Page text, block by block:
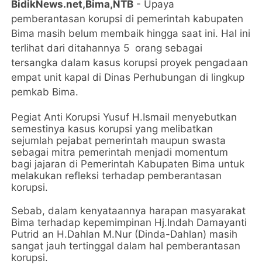
BidikNews.net,Bima,NTB - Upaya
pemberantasan korupsi di pemerintah kabupaten
Bima masih belum membaik hingga saat ini. Hal ini
terlihat dari ditahannya 5 orang sebagai
tersangka dalam kasus korupsi proyek pengadaan
empat unit kapal di Dinas Perhubungan di lingkup
pemkab Bima.
Pegiat Anti Korupsi Yusuf H.Ismail menyebutkan
semestinya kasus korupsi yang melibatkan
sejumlah pejabat pemerintah maupun swasta
sebagai mitra pemerintah menjadi momentum
bagi jajaran di Pemerintah Kabupaten Bima untuk
melakukan refleksi terhadap pemberantasan
korupsi.
Sebab, dalam kenyataannya harapan masyarakat
Bima terhadap kepemimpinan Hj.Indah Damayanti
Putrid an H.Dahlan M.Nur (Dinda-Dahlan) masih
sangat jauh tertinggal dalam hal pemberantasan
korupsi.